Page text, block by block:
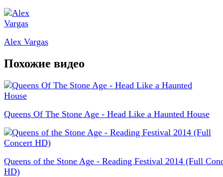
Alex Vargas
Похожие видео
Queens Of The Stone Age - Head Like a Haunted House
Queens of the Stone Age - Reading Festival 2014 (Full
HD)